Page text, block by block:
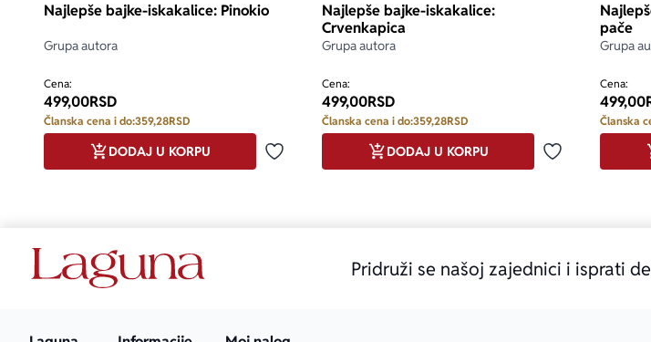
Najlepše bajke-iskakalice: Pinokio
Grupa autora
Cena:
499,00RSD
Članska cena i do:359,28RSD
Dodaj u omiljene
DODAJ U KORPU
Najlepše bajke-iskakalice:
Crvenkapica
Grupa autora
Cena:
499,00RSD
Članska cena i do:359,28RSD
Dodaj u
DODAJ U KORPU
pače
Grupa
Cena:
499,00
Članska
Pridruži se našoj zajednici i isprati